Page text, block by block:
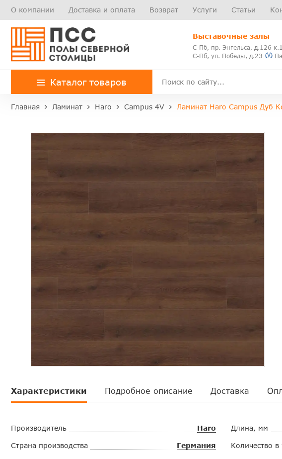
О компании Доставка и оплата Возврат Услуги Статьи
Выставочные залы
С-Пб, пр. Энгельса, д.126 к.1
С-Пб, ул. Победы, д.23
Каталог товаров
Главная Ламинат Haro Campus 4V Ламинат Haro Campus Дуб
Характеристики Подробное описание Доставка
Производитель Haro
Страна производства Германия
Длина, мм
Количество